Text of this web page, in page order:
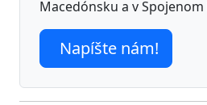
Macedónsku a v
Napíšte nám!